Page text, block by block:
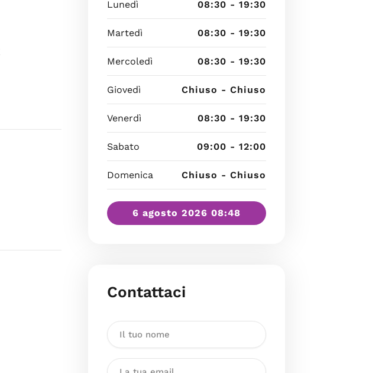
Lunedì 08:30 - 19:30
Martedì 08:30 - 19:30
Mercoledì 08:30 - 19:30
Giovedì Chiuso - Chiuso
Venerdì 08:30 - 19:30
Sabato 09:00 - 12:00
Domenica Chiuso - Chiuso
6 agosto 2026 08:48
Contattaci